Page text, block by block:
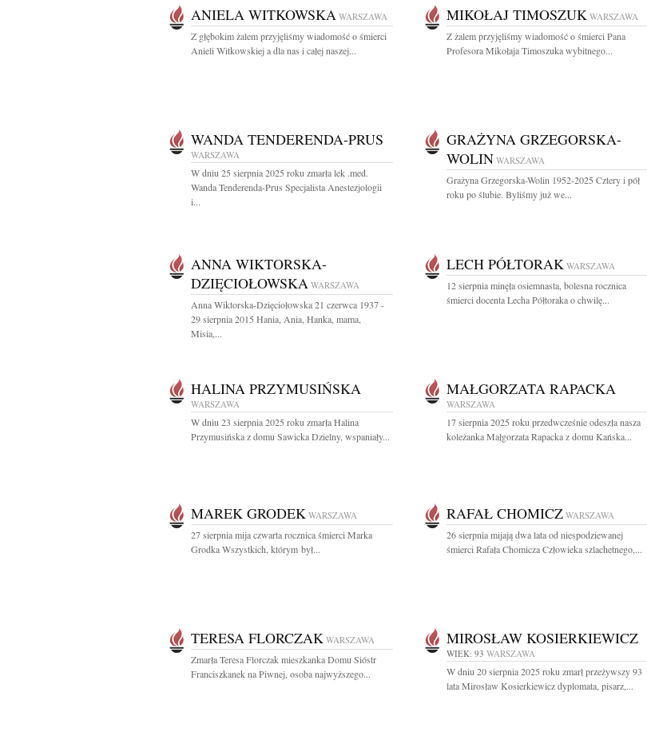
ANIELA WITKOWSKA WARSZAWA
Z głębokim żalem przyjęliśmy wiadomość o śmierci
Anieli Witkowskiej a dla nas i całej naszej...
MIKOŁAJ TIMOSZUK WARSZAWA
Z żalem przyjęliśmy wiadomość o śmierci Pana
Profesora Mikołaja Timoszuka wybitnego...
WANDA TENDERENDA-PRUS
WARSZAWA
W dniu 25 sierpnia 2025 roku zmarła lek .med.
Wanda Tenderenda-Prus Specjalista Anestezjologii
i...
GRAŻYNA GRZEGORSKA-
WOLIN WARSZAWA
Grażyna Grzegorska-Wolin 1952-2025 Cztery i pół
roku po ślubie. Byliśmy już we...
ANNA WIKTORSKA-
DZIĘCIOŁOWSKA WARSZAWA
Anna Wiktorska-Dzięciołowska 21 czerwca 1937 -
29 sierpnia 2015 Hania, Ania, Hanka, mama,
Misia,...
LECH PÓŁTORAK WARSZAWA
12 sierpnia minęła osiemnasta, bolesna rocznica
śmierci docenta Lecha Półtoraka o chwilę...
HALINA PRZYMUSIŃSKA
WARSZAWA
W dniu 23 sierpnia 2025 roku zmarła Halina
Przymusińska z domu Sawicka Dzielny, wspaniały...
MAŁGORZATA RAPACKA
WARSZAWA
17 sierpnia 2025 roku przedwcześnie odeszła nasza
koleżanka Małgorzata Rapacka z domu Kańska...
MAREK GRODEK WARSZAWA
27 sierpnia mija czwarta rocznica śmierci Marka
Grodka Wszystkich, którym był...
RAFAŁ CHOMICZ WARSZAWA
26 sierpnia mijają dwa lata od niespodziewanej
śmierci Rafała Chomicza Człowieka szlachetnego,...
TERESA FLORCZAK WARSZAWA
Zmarła Teresa Florczak mieszkanka Domu Sióstr
Franciszkanek na Piwnej, osoba najwyższego...
MIROSŁAW KOSIERKIEWICZ
WIEK: 93 WARSZAWA
W dniu 20 sierpnia 2025 roku zmarł przeżywszy 93
lata Mirosław Kosierkiewicz dyplomata, pisarz,...